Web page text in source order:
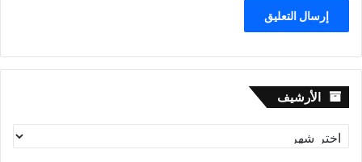
الأرشيف الأرشيف